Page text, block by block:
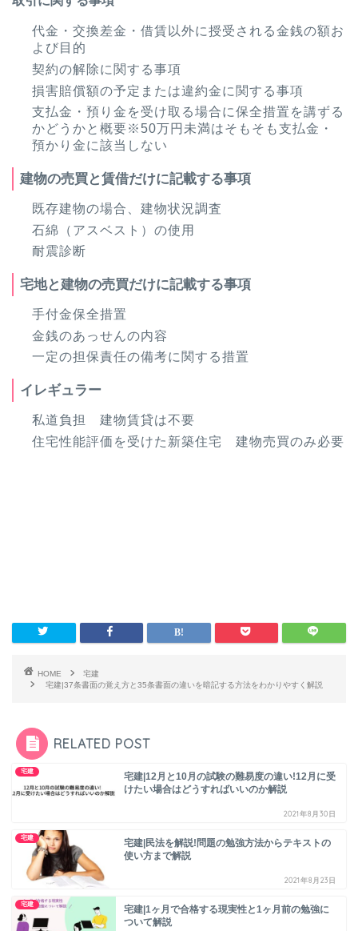
代金・交換差金・借賃以外に授受される金銭の額お
よび目的
契約の解除に関する事項
損害賠償額の予定または違約金に関する事項
支払金・預り金を受け取る場合に保全措置を講ずる
かどうかと概要※50万円未満はそもそも支払金・
預かり金に該当しない
建物の売買と賃借だけに記載する事項
既存建物の場合、建物状況調査
石綿（アスベスト）の使用
耐震診断
宅地と建物の売買だけに記載する事項
手付金保全措置
金銭のあっせんの内容
一定の担保責任の備考に関する措置
イレギュラー
私道負担 建物賃貸は不要
住宅性能評価を受けた新築住宅 建物売買のみ必要
HOME
宅建
宅建|37条書面の覚え方と35条書面の違いを暗記する方法をわかりやすく解説
RELATED POST
宅建
宅建|12月と10月の試験の難易度の違い!12月に受
けたい場合はどうすればいいのか解説
2021年8月30日
宅建
宅建|民法を解説!問題の勉強方法からテキストの
使い方まで解説
2021年8月23日
宅建
宅建|1ヶ月で合格する現実性と1ヶ月前の勉強に
ついて解説